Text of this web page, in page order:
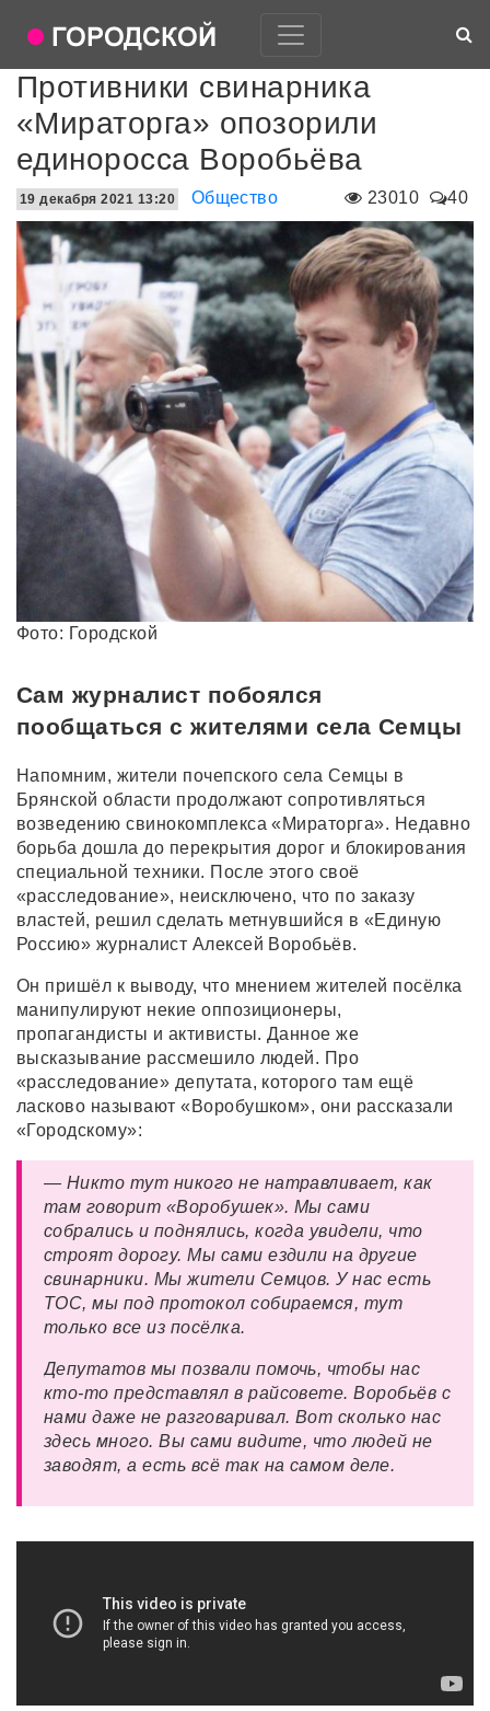
Противники свинарника
«Мираторга» опозорили
единоросса Воробьёва
23010 40
19 декабря 2021 13:20 Общество
Фото: Городской
Сам журналист побоялся
пообщаться с жителями села Семцы
Напомним, жители почепского села Семцы в
Брянской области продолжают сопротивляться
возведению свинокомплекса «Мираторга». Недавно
борьба дошла до перекрытия дорог и блокирования
специальной техники. После этого своё
«расследование», неисключено, что по заказу
властей, решил сделать метнувшийся в «Единую
Россию» журналист Алексей Воробьёв.
Он пришёл к выводу, что мнением жителей посёлка
манипулируют некие оппозиционеры,
пропагандисты и активисты. Данное же
высказывание рассмешило людей. Про
«расследование» депутата, которого там ещё
ласково называют «Воробушком», они рассказали
«Городскому»:
— Никто тут никого не натравливает, как
там говорит «Воробушек». Мы сами
собрались и поднялись, когда увидели, что
строят дорогу. Мы сами ездили на другие
свинарники. Мы жители Семцов.У нас есть
ТОС, мы под протокол собираемся, тут
только все из посёлка.
Депутатов мы позвали помочь, чтобы нас
кто-то представлял в райсовете.Воробьёв с
нами даже не разговаривал. Вот сколько нас
здесь много. Вы сами видите, что людей не
заводят, а есть всё так на самом деле.